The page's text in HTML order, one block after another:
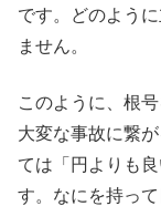
です。どのよう
ません。
このように、根
大変な事故に繋
ては「円よりも
す。なにを持っ